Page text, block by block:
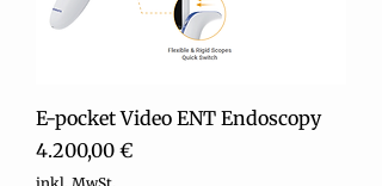
E-pocket Video ENT Endoscopy
Preis
4.200,00 €